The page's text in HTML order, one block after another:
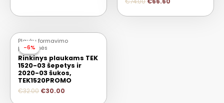
-6%
-6%
Plaukų formavimo
priemonės
Rinkinys plaukams TEK
1520-03 šepetys ir
2020-03 šukos,
TEK1520PROMO
€32.00 €30.00